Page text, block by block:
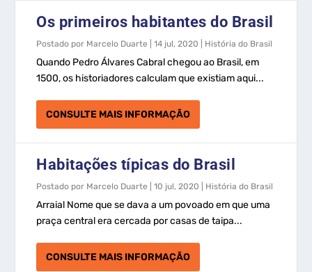
Os primeiros habitantes do Brasil
Postado por Marcelo Duarte |14 jul, 2020 História do Brasil
Quando Pedro Álvares Cabral chegou ao Brasil, em
1500, os historiadores calculam que existiam aqui...
CONSULTE MAIS INFORMAÇÃO
Habitações típicas do Brasil
Postado por Marcelo Duarte |10 jul, 2020 História do Brasil
Arraial Nome que se dava a um povoado em que uma
praça central era cercada por casas de taipa...
CONSULTE MAIS INFORMAÇÃO